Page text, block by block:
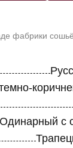
фабрики
с